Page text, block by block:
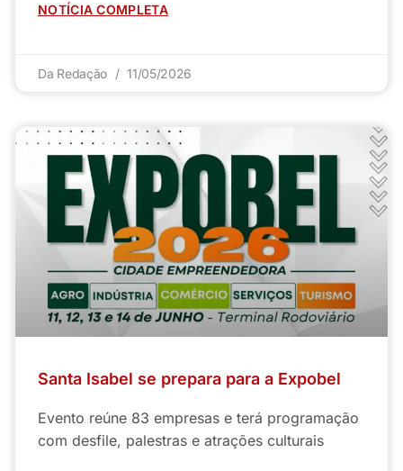
NOTÍCIA COMPLETA
Da Redação 11/05/2026
Santa Isabel se prepara para a Expobel
Evento reúne 83 empresas e terá programação
com desfile, palestras e atrações culturais